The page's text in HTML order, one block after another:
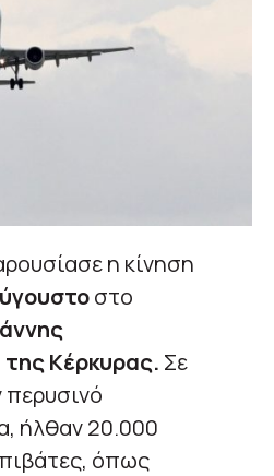
η κίνηση
στο
Κέρκυρας. Σε
περυσινό
ήλθαν 20.000
όπως